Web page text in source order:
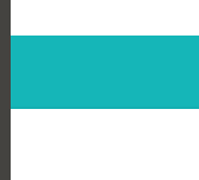
プ